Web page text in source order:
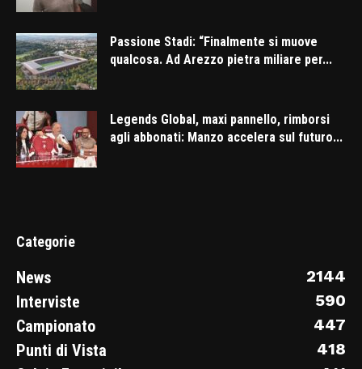
Passione Stadi: “Finalmente si muove
qualcosa. Ad Arezzo pietra miliare per...
Legends Global, maxi pannello, rimborsi
agli abbonati: Manzo accelera sul futuro...
Categorie
News
2144
Interviste
590
Campionato
447
Punti di Vista
418